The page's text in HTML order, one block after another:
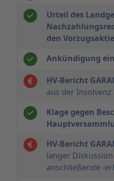
Urteil des
den
Ankündigung
HV-Bericht
aus der
Klage gegen
HV-Bericht
langer
anschließende -